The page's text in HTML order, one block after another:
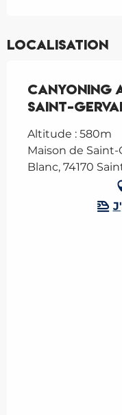
Localisation
Canyoning
Saint-
Altitude : 580m
Maison de
Blanc, 74170